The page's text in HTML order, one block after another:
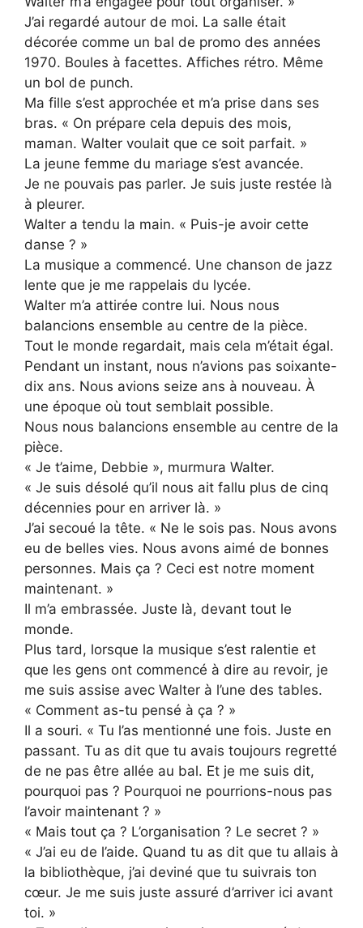
J’ai regardé autour de moi. La salle était
décorée comme un bal de promo des années
1970. Boules à facettes. Affiches rétro. Même
un bol de punch.
Ma fille s’est approchée et m’a prise dans ses
bras. « On prépare cela depuis des mois,
maman. Walter voulait que ce soit parfait. »
La jeune femme du mariage s’est avancée.
Je ne pouvais pas parler. Je suis juste restée là
à pleurer.
Walter a tendu la main. « Puis-je avoir cette
danse ? »
La musique a commencé. Une chanson de jazz
lente que je me rappelais du lycée.
Walter m’a attirée contre lui. Nous nous
balancions ensemble au centre de la pièce.
Tout le monde regardait, mais cela m’était égal.
Pendant un instant, nous n’avions pas soixante-
dix ans. Nous avions seize ans à nouveau. À
une époque où tout semblait possible.
Nous nous balancions ensemble au centre de la
pièce.
« Je t’aime, Debbie », murmura Walter.
« Je suis désolé qu’il nous ait fallu plus de cinq
décennies pour en arriver là. »
J’ai secoué la tête. « Ne le sois pas. Nous avons
eu de belles vies. Nous avons aimé de bonnes
personnes. Mais ça ? Ceci est notre moment
maintenant. »
Il m’a embrassée. Juste là, devant tout le
monde.
Plus tard, lorsque la musique s’est ralentie et
que les gens ont commencé à dire au revoir, je
me suis assise avec Walter à l’une des tables.
« Comment as-tu pensé à ça ? »
Il a souri. « Tu l’as mentionné une fois. Juste en
passant. Tu as dit que tu avais toujours regretté
de ne pas être allée au bal. Et je me suis dit,
pourquoi pas ? Pourquoi ne pourrions-nous pas
l’avoir maintenant ? »
« Mais tout ça ? L’organisation ? Le secret ? »
« J’ai eu de l’aide. Quand tu as dit que tu allais à
la bibliothèque, j’ai deviné que tu suivrais ton
cœur. Je me suis juste assuré d’arriver ici avant
toi. »